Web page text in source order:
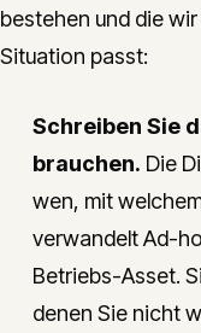
bestehen und die
Situation passt:
Schreiben Sie
brauchen. Die
wen, mit
verwandelt Ad-
Betriebs-Asset.
denen Sie nicht